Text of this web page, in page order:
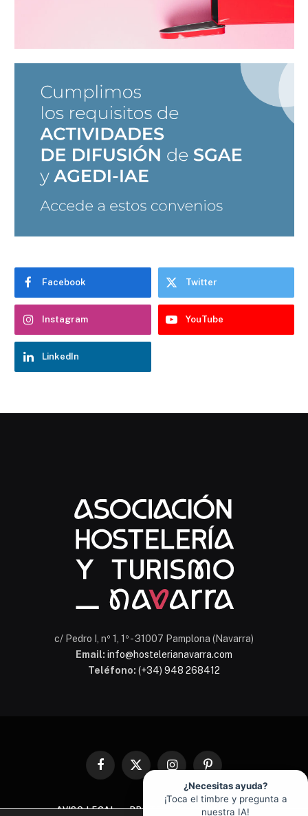
Facebook Twitter
Instagram YouTube
LinkedIn
¿Necesitas ayuda?
¡Toca el timbre y pregunta a
nuestra IA!
Chatbot Hostelería Navarra
En línea
c/ Pedro I, nº 1, 1º - 31007 Pamplona (Navarra)
Email: info@hostelerianavarra.com
Teléfono: (+34) 948 268412
Facebook
X
(Twitter)
InstagramPinterest
AVISO LEGAL PROTECCIÓN DE DATOS